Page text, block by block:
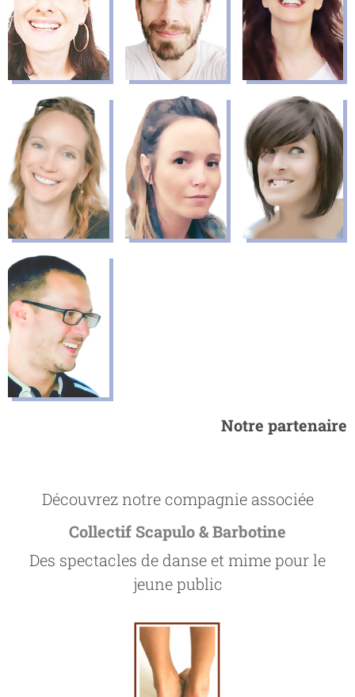
Notre partenaire
Découvrez notre compagnie associée
Collectif Scapulo & Barbotine
Des spectacles de danse et mime pour le
jeune public